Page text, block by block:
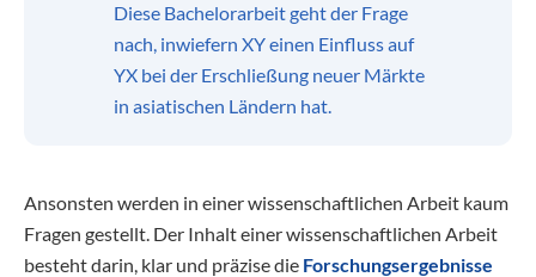
Diese Bachelorarbeit geht der Frage
nach, inwiefern XY einen Einfluss auf
YX bei der Erschließung neuer Märkte
in asiatischen Ländern hat.
Ansonsten werden in einer wissenschaftlichen Arbeit kaum
Fragen gestellt. Der Inhalt einer wissenschaftlichen Arbeit
besteht darin, klar und präzise die Forschungsergebnisse